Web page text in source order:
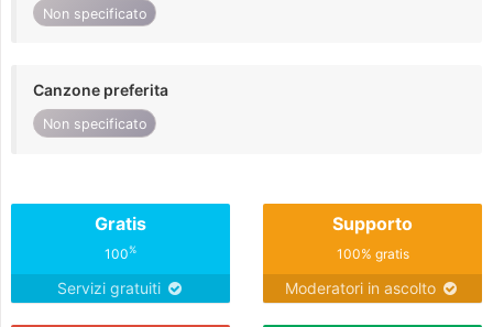
Non specificato
Canzone preferita
Non specificato
Gratis
100%
Servizi gratuiti
Supporto
100% gratis
Moderatori in ascolto